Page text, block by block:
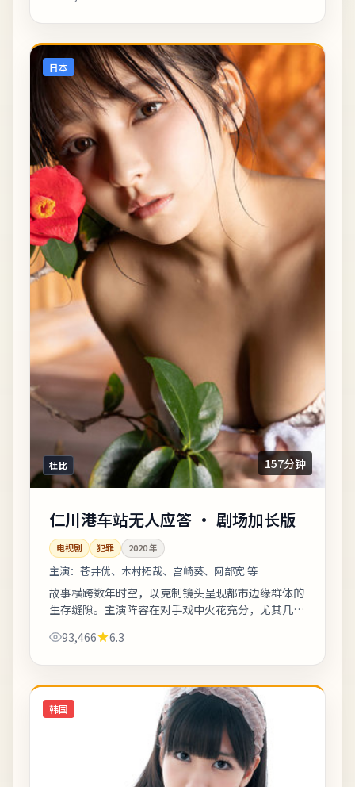
日本
杜比 157分钟
仁川港车站无人应答 · 剧场加长版
电视剧 犯罪 2020年
主演： 苍井优、木村拓哉、宫崎葵、阿部宽 等
故事横跨数年时空，以克制镜头呈现都市边缘群体的
生存缝隙。主演阵容在对手戏中火花充分，尤其几场
你的解读：同一故事，允许多种答案。《仁...
93,466 6.3
韩国